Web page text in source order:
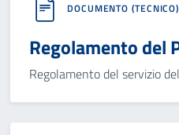
DOCUMENTO
Regolamento del
Regolamento del servizio